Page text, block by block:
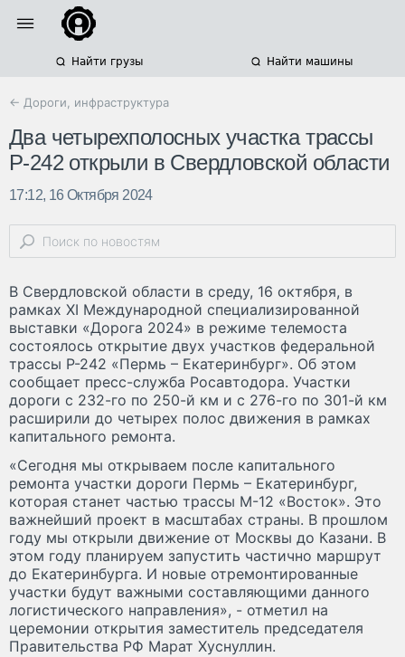
Найти грузы Найти машины
← Дороги, инфраструктура
Два четырехполосных участка трассы
Р-242 открыли в Свердловской области
17:12, 16 Октября 2024
В Свердловской области в среду, 16 октября, в
рамках XI Международной специализированной
выставки «Дорога 2024» в режиме телемоста
состоялось открытие двух участков федеральной
трассы Р-242 «Пермь – Екатеринбург». Об этом
сообщает пресс-служба Росавтодора. Участки
дороги с 232-го по 250-й км и с 276-го по 301-й км
расширили до четырех полос движения в рамках
капитального ремонта.
«Сегодня мы открываем после капитального
ремонта участки дороги Пермь – Екатеринбург,
которая станет частью трассы М-12 «Восток». Это
важнейший проект в масштабах страны. В прошлом
году мы открыли движение от Москвы до Казани. В
этом году планируем запустить частично маршрут
до Екатеринбурга. И новые отремонтированные
участки будут важными составляющими данного
логистического направления», - отметил на
церемонии открытия заместитель председателя
Правительства РФ Марат Хуснуллин.